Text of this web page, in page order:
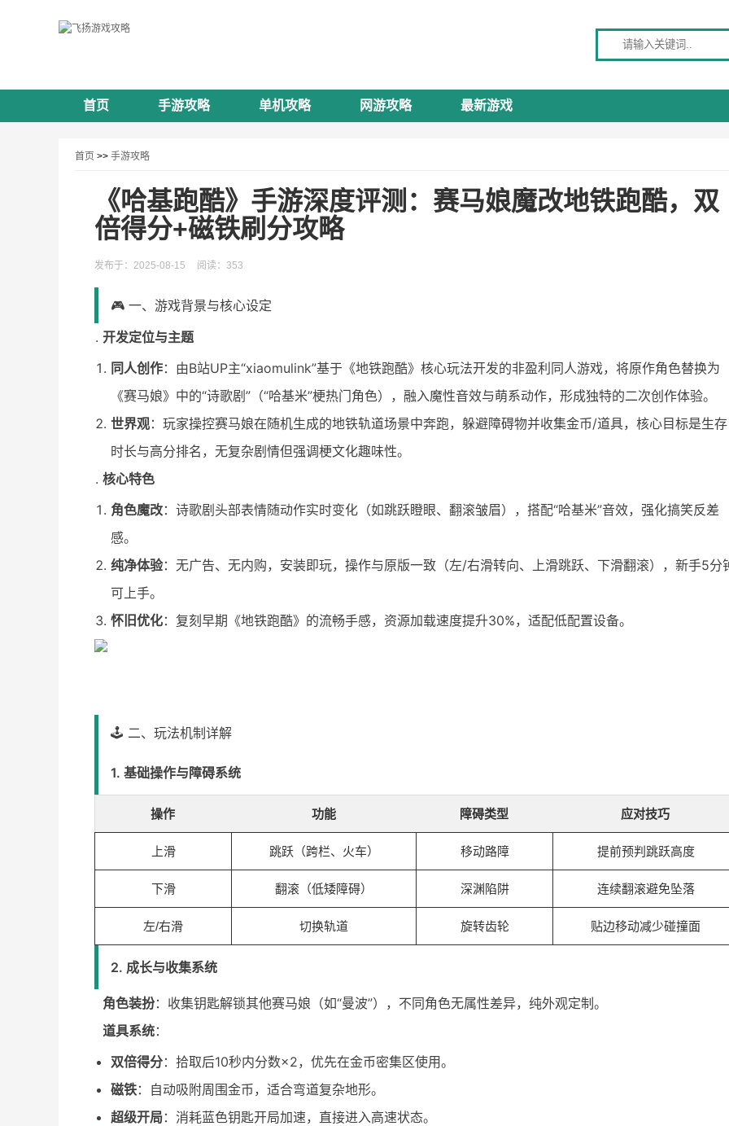
请输入关键词
首页 手游攻略 单机攻略 网游攻略 最新游戏
首页 >> 手游攻略
《哈基跑酷》手游深度评测：赛马娘魔改地铁跑酷，双
倍得分+磁铁刷分攻略
发布于：2025-08-15 阅读：353
🎮 一、游戏背景与核心设定
开发定位与主题
同人创作：由B站UP主“xiaomulink”基于《地铁跑酷》核心玩法开发的非盈利同人游戏，将原作角色替换为
《赛马娘》中的“诗歌剧”（“哈基米”梗热门角色），融入魔性音效与萌系动作，形成独特的二次创作体验。
世界观：玩家操控赛马娘在随机生成的地铁轨道场景中奔跑，躲避障碍物并收集金币/道具，核心目标是生存
时长与高分排名，无复杂剧情但强调梗文化趣味性。
核心特色
角色魔改：诗歌剧头部表情随动作实时变化（如跳跃瞪眼、翻滚皱眉），搭配“哈基米”音效，强化搞笑反差
感。
纯净体验：无广告、无内购，安装即玩，操作与原版一致（左/右滑转向、上滑跳跃、下滑翻滚），新手5分
可上手。
怀旧优化：复刻早期《地铁跑酷》的流畅手感，资源加载速度提升30%，适配低配置设备。
🕹️ 二、玩法机制详解
1. 基础操作与障碍系统
操作 功能 障碍类型 应对技巧
上滑 跳跃（跨栏、火车） 移动路障 提前预判跳跃高度
下滑 翻滚（低矮障碍） 深渊陷阱 连续翻滚避免坠落
左/右滑 切换轨道 旋转齿轮 贴边移动减少碰撞面
2. 成长与收集系统
角色装扮：收集钥匙解锁其他赛马娘（如“曼波”），不同角色无属性差异，纯外观定制。
道具系统：
双倍得分：拾取后10秒内分数×2，优先在金币密集区使用。
磁铁：自动吸附周围金币，适合弯道复杂地形。
超级开局：消耗蓝色钥匙开局加速，直接进入高速状态。